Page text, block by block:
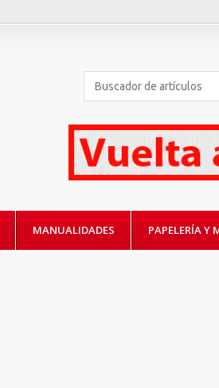
MANUALIDADES PAPELERÍA Y